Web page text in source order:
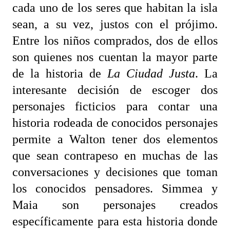
cada uno de los seres que habitan la isla
sean, a su vez, justos con el prójimo.
Entre los niños comprados, dos de ellos
son quienes nos cuentan la mayor parte
de la historia de La Ciudad Justa. La
interesante decisión de escoger dos
personajes ficticios para contar una
historia rodeada de conocidos personajes
permite a Walton tener dos elementos
que sean contrapeso en muchas de las
conversaciones y decisiones que toman
los conocidos pensadores. Simmea y
Maia son personajes creados
específicamente para esta historia donde